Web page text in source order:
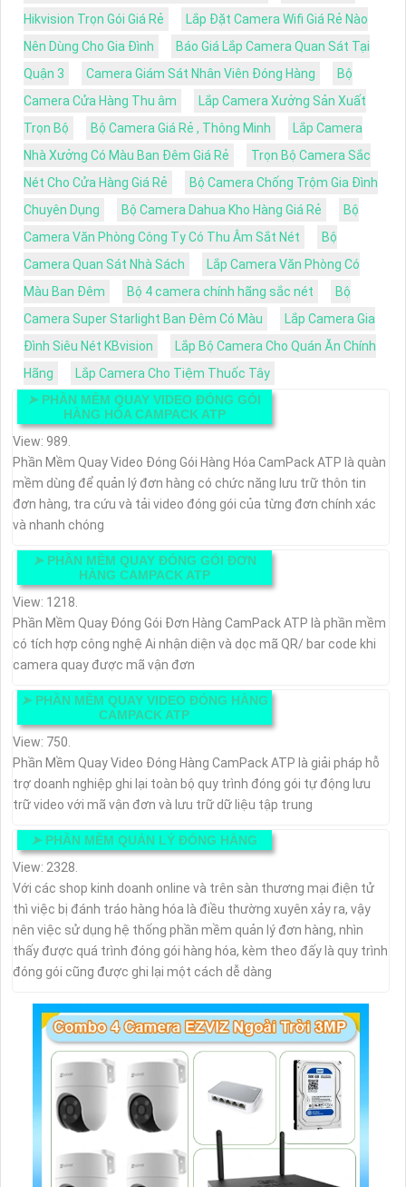
Hikvision Trọn Gói Giá Rẻ
Lắp Đặt Camera Wifi Giá Rẻ Nào
Nên Dùng Cho Gia Đình
Báo Giá Lắp Camera Quan Sát Tại
Quận 3
Camera Giám Sát Nhân Viên Đóng Hàng
Bộ
Camera Cửa Hàng Thu âm
Lắp Camera Xưởng Sản Xuất
Trọn Bộ
Bộ Camera Giá Rẻ , Thông Minh
Lắp Camera
Nhà Xưởng Có Màu Ban Đêm Giá Rẻ
Trọn Bộ Camera Sắc
Nét Cho Cửa Hàng Giá Rẻ
Bộ Camera Chống Trộm Gia Đình
Chuyên Dụng
Bộ Camera Dahua Kho Hàng Giá Rẻ
Bộ
Camera Văn Phòng Công Ty Có Thu Âm Sắt Nét
Bộ
Camera Quan Sát Nhà Sách
Lắp Camera Văn Phòng Có
Màu Ban Đêm
Bộ 4 camera chính hãng sắc nét
Bộ
Camera Super Starlight Ban Đêm Có Màu
Lắp Camera Gia
Đình Siêu Nét KBvision
Lắp Bộ Camera Cho Quán Ăn Chính
Hãng
Lắp Camera Cho Tiệm Thuốc Tây
➤ PHẦN MỀM QUAY VIDEO ĐÓNG GÓI
HÀNG HÓA CAMPACK ATP
View: 989.
Phần Mềm Quay Video Đóng Gói Hàng Hóa CamPack ATP là quàn
mềm dùng để quản lý đơn hàng có chức năng lưu trữ thôn tin
đơn hàng, tra cứu và tải video đóng gói của từng đơn chính xác
và nhanh chóng
➤ PHẦN MỀM QUAY ĐÓNG GÓI ĐƠN
HÀNG CAMPACK ATP
View: 1218.
Phần Mềm Quay Đóng Gói Đơn Hàng CamPack ATP là phần mềm
có tích hợp công nghệ Ai nhận diện và dọc mã QR/ bar code khi
camera quay được mã vận đơn
➤ PHẦN MỀM QUAY VIDEO ĐÓNG HÀNG
CAMPACK ATP
View: 750.
Phần Mềm Quay Video Đóng Hàng CamPack ATP là giải pháp hỗ
trợ doanh nghiệp ghi lại toàn bộ quy trình đóng gói tự động lưu
trữ video với mã vận đơn và lưu trữ dữ liệu tập trung
➤ PHẦN MỀM QUẢN LÝ ĐÓNG HÀNG
View: 2328.
Với các shop kinh doanh online và trên sàn thương mại điện tử
thì việc bị đánh tráo hàng hóa là điều thường xuyên xảy ra, vậy
nên việc sử dụng hệ thống phần mềm quản lý đơn hàng, nhìn
thấy được quá trình đóng gói hàng hóa, kèm theo đấy là quy trình
đóng gói cũng được ghi lại một cách dễ dàng